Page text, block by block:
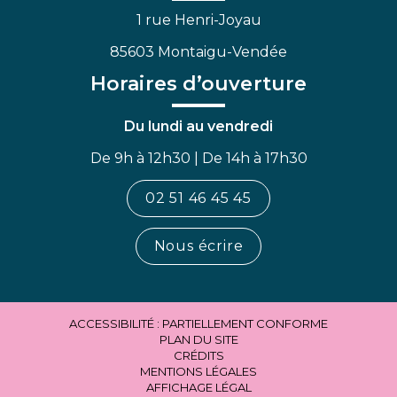
1 rue Henri-Joyau
85603 Montaigu-Vendée
Horaires d’ouverture
Du lundi au vendredi
De 9h à 12h30 | De 14h à 17h30
02 51 46 45 45
Nous écrire
ACCESSIBILITÉ : PARTIELLEMENT CONFORME
PLAN DU SITE
CRÉDITS
MENTIONS LÉGALES
AFFICHAGE LÉGAL